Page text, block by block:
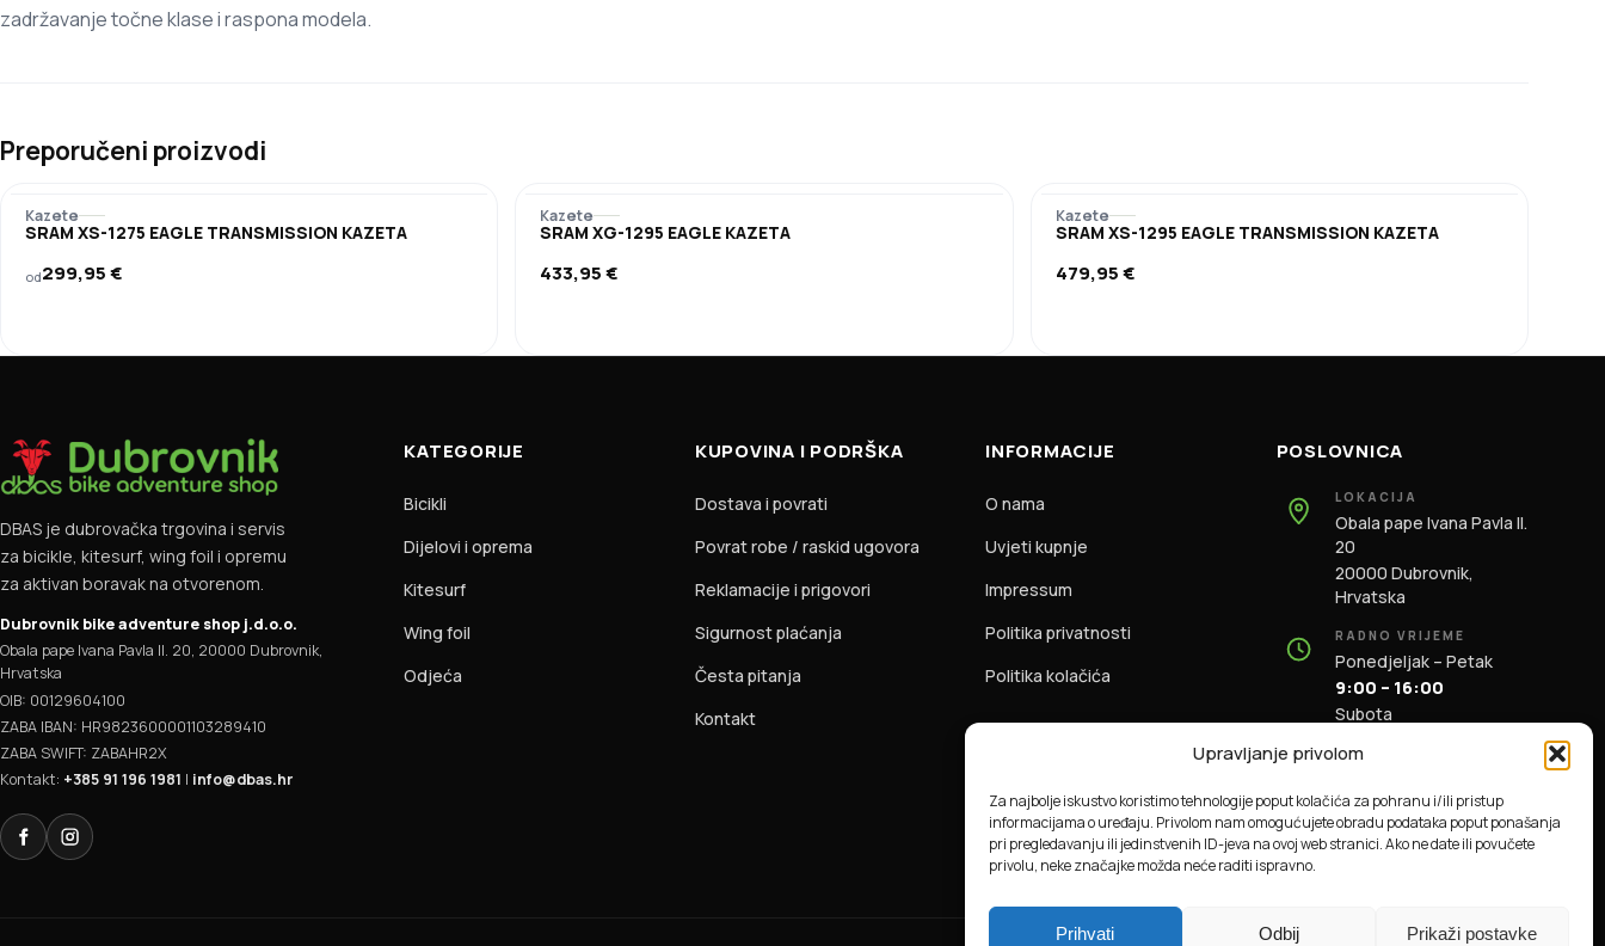
Upravljanje privolom
Za najbolje iskustvo koristimo tehnologije poput kolačića za pohranu i/ili pristup
informacijama o uređaju. Privolom nam omogućujete obradu podataka poput ponašanja
pri pregledavanju ili jedinstvenih ID-jeva na ovoj web stranici. Ako ne date ili povučete
privolu, neke značajke možda neće raditi ispravno.
Prihvati Odbij Prikaži postavke
zadržavanje točne klase i raspona modela.
Preporučeni proizvodi
Kazete
SRAM XS-1275 EAGLE TRANSMISSION KAZETA
od299,95€
Kazete
SRAM XG-1295 EAGLE KAZETA
433,95€
Kazete
SRAM XS-1295 EAGLE TRANSMISSION KAZETA
479,95€
DBAS je dubrovačka trgovina i servis
za bicikle, kitesurf, wing foil i opremu
za aktivan boravak na otvorenom.
Dubrovnik bike adventure shop j.d.o.o.
Obala pape Ivana Pavla II. 20, 20000 Dubrovnik,
Hrvatska
OIB: 00129604100
ZABA IBAN: HR9823600001103289410
ZABA SWIFT: ZABAHR2X
Kontakt: +385 91 196 1981 | info@dbas.hr
FacebookInstagram
KATEGORIJE
Bicikli
Dijelovi i oprema
Kitesurf
Wing foil
Odjeća
KUPOVINA I PODRŠKA
Dostava i povrati
Povrat robe / raskid ugovora
Reklamacije i prigovori
Sigurnost plaćanja
Česta pitanja
Kontakt
INFORMACIJE
O nama
Uvjeti kupnje
Impressum
Politika privatnosti
Politika kolačića
POSLOVNICA
LOKACIJA
Obala pape Ivana Pavla II.
20
20000 Dubrovnik,
Hrvatska
RADNO VRIJEME
Ponedjeljak – Petak
9:00 – 16:00
Subota
+385 91 196 1981
info@dbas.hr